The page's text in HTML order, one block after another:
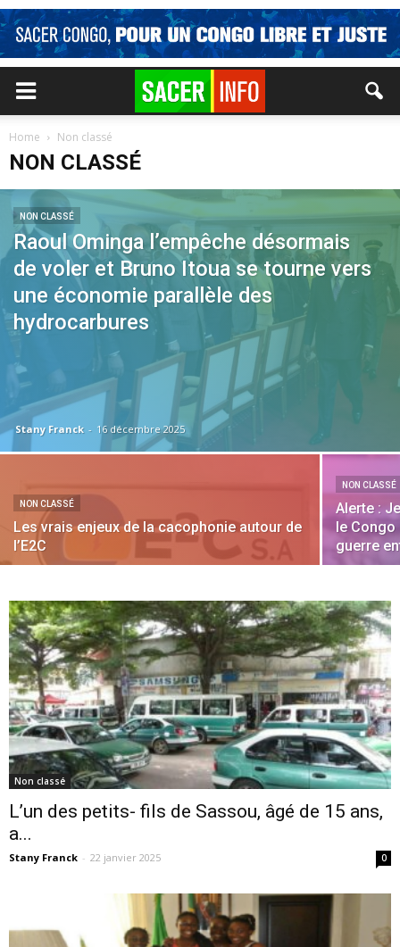
Home Non classé
NON CLASSÉ
NON CLASSÉ
Raoul Ominga l’empêche désormais
de voler et Bruno Itoua se tourne vers
une économie parallèle des
hydrocarbures
Stany Franck - 16 décembre 2025
NON CLASSÉ
Les vrais enjeux de la cacophonie autour de
l’E2C
NON CLASSÉ
Alerte :
le
guerre
Non classé
L’un des petits- fils de Sassou, âgé de 15 ans,
a...
Stany Franck - 22 janvier 2025 0